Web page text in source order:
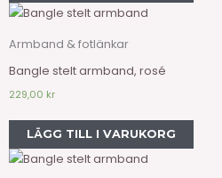
Armband & fotlänkar
Bangle stelt armband, rosé
229,00 kr
LÄGG TILL I VARUKORG